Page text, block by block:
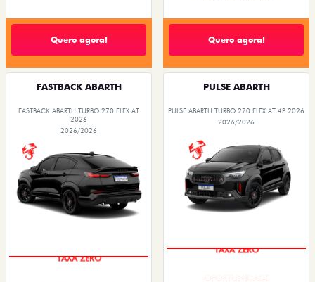
Quero agora! Quero agora!
FASTBACK ABARTH
FASTBACK ABARTH TURBO 270 FLEX AT
2026
2026/2026
TAXA ZERO
PULSE ABARTH
PULSE ABARTH TURBO 270 FLEX AT 4P 2026
2026/2026
TAXA ZERO